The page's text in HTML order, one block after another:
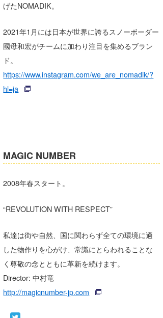
げたNOMADIK。
2021年1月には日本が世界に誇るスノーボーダー
國母和宏がチームに加わり注目を集めるブラン
ド。
https://www.instagram.com/we_are_nomadik/?
hl=ja
MAGIC NUMBER
2008年春スタート。
“REVOLUTION WITH RESPECT”
私達は街や自然、国に関わらず全ての環境に適
した物作りを心がけ、常識にとらわれることな
く尊敬の念とともに革新を続けます。
Director: 中村竜
http://magicnumber-jp.com